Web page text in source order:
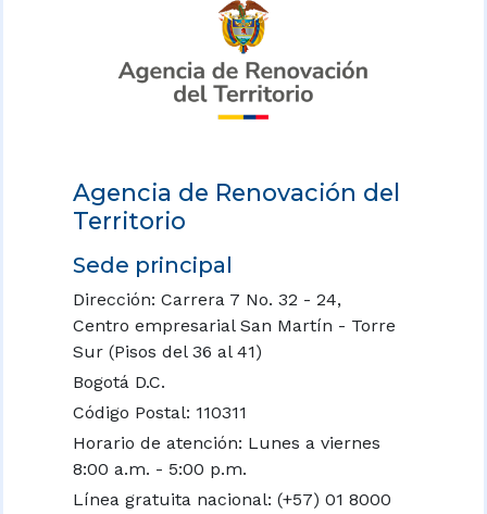
Agencia de Renovación del
Territorio
Sede principal
Dirección: Carrera 7 No. 32 - 24,
Centro empresarial San Martín - Torre
Sur (Pisos del 36 al 41)
Bogotá D.C.
Código Postal: 110311
Horario de atención: Lunes a viernes
8:00 a.m. - 5:00 p.m.
Línea gratuita nacional: (+57) 01 8000